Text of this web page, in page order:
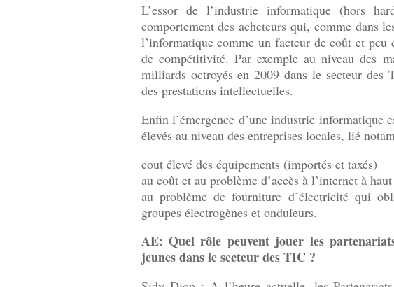
L’essor de l’industrie informatique (hors
comportement des acheteurs qui, comme dans
l’informatique comme un facteur de coût et
de compétitivité. Par exemple au niveau des
milliards octroyés en 2009 dans le secteur des
des prestations intellectuelles.
Enfin l’émergence d’une industrie informatique
élevés au niveau des entreprises locales, lié
cout élevé des équipements (importés et taxés)
au coût et au problème d’accès à l’internet à
au problème de fourniture d’électricité qui
groupes électrogènes et onduleurs.
AE: Quel rôle peuvent jouer les
jeunes dans le secteur des TIC ?